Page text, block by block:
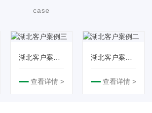
case
湖北客户案例
查看详情 >
湖北客户案例
查看详情 >